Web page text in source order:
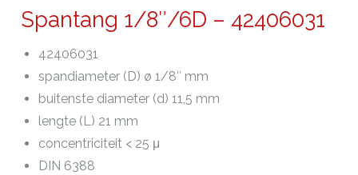
Spantang 1/8″/6D – 42406031
42406031
spandiameter (D) ø 1/8″ mm
buitenste diameter (d) 11,5 mm
lengte (L) 21 mm
concentriciteit < 25 μ
DIN 6388